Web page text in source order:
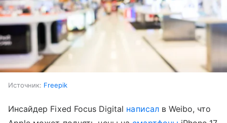
Источник: Freepik
Инсайдер Fixed Focus Digital написалв Weibo, что